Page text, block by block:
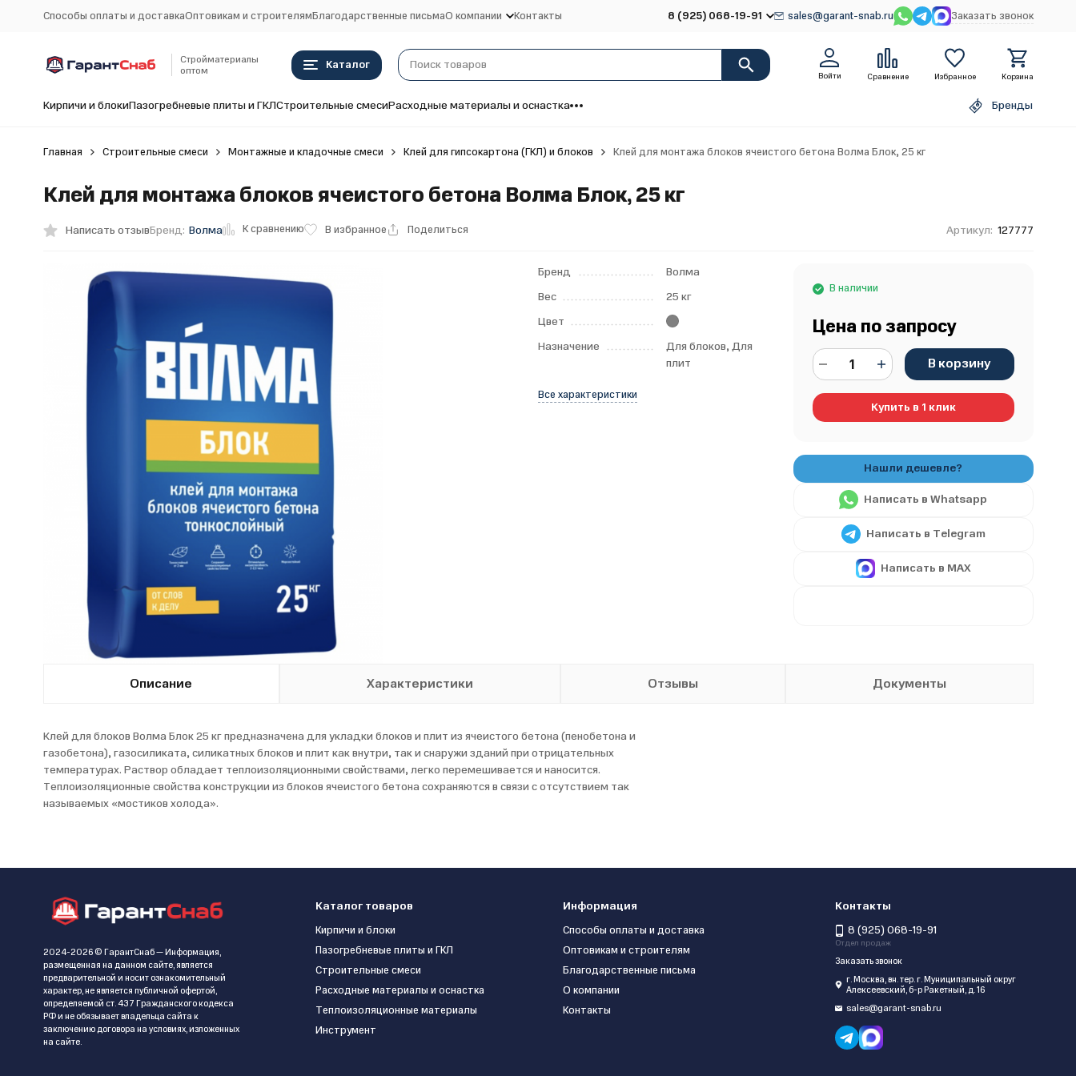
Способы оплаты и доставкаОптовикам и строителямБлагодарственные письмаО компании Контакты 8 (925) 068-19-91 sales@garant-snab.ru Заказать звонок
Стройматериалы
оптом
Каталог
Войти Сравнение Избранное Корзина
Кирпичи и блокиПазогребневые плиты и ГКЛСтроительные смесиРасходные материалы и оснастка Бренды
Главная Строительные смеси Монтажные и кладочные смеси Клей для гипсокартона (ГКЛ) и блоков Клей для монтажа блоков ячеистого бетона Волма Блок, 25 кг
Клей для монтажа блоков ячеистого бетона Волма Блок, 25 кг
Написать отзывБренд: Волма К сравнению В избранное Поделиться Артикул: 127777
Бренд
Волма
Вес
25 кг
Цвет
Назначение
Для блоков, Для
плит
Все характеристики
В наличии
Цена по запросу
В корзину
Купить в 1 клик
Написать в Whatsapp
Написать в Telegram
Написать в MAX
Описание Характеристики Отзывы Документы
Клей для блоков Волма Блок 25 кг предназначена для укладки блоков и плит из ячеистого бетона (пенобетона и
газобетона), газосиликата, силикатных блоков и плит как внутри, так и снаружи зданий при отрицательных
температурах. Раствор обладает теплоизоляционными свойствами, легко перемешивается и наносится.
Теплоизоляционные свойства конструкции из блоков ячеистого бетона сохраняются в связи с отсутствием так
называемых «мостиков холода».
2024-2026 © ГарантСнаб — Информация,
размещенная на данном сайте, является
предварительной и носит ознакомительный
характер, не является публичной офертой,
определяемой ст. 437 Гражданского кодекса
РФ и не обязывает владельца сайта к
заключению договора на условиях, изложенных
на сайте.
Каталог товаров
Кирпичи и блоки
Пазогребневые плиты и ГКЛ
Строительные смеси
Расходные материалы и оснастка
Теплоизоляционные материалы
Инструмент
Информация
Способы оплаты и доставка
Оптовикам и строителям
Благодарственные письма
О компании
Контакты
Контакты
8 (925) 068-19-91
Отдел продаж
Заказать звонок
г. Москва, вн. тер. г. Муниципальный округ
Алексеевский, б-р Ракетный, д. 16
sales@garant-snab.ru